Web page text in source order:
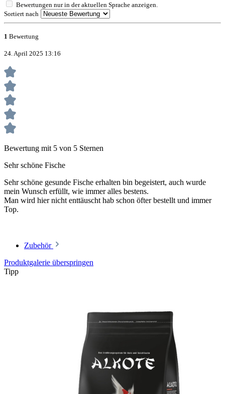
Bewertungen nur in der aktuellen Sprache anzeigen.
Sortiert nach
1 Bewertung
24. April 2025 13:16
Bewertung mit 5 von 5 Sternen
Sehr schöne Fische
Sehr schöne gesunde Fische erhalten bin begeistert, auch wurde
mein Wunsch erfüllt, wie immer alles bestens.
Man wird hier nicht enttäuscht hab schon öfter bestellt und immer
Top.
Zubehör
Produktgalerie überspringen
Tipp